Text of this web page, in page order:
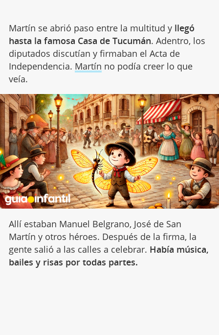
Martín se abrió paso entre la multitud y llegó
hasta la famosa Casa de Tucumán. Adentro, los
diputados discutían y firmaban el Acta de
Independencia. Martín no podía creer lo que
veía.
Allí estaban Manuel Belgrano, José de San
Martín y otros héroes. Después de la firma, la
gente salió a las calles a celebrar. Había música,
bailes y risas por todas partes.